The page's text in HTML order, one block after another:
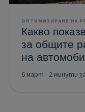
ОПТИМИЗИРАНЕ НА
Какво
за общите
на
6 март - 2 минути